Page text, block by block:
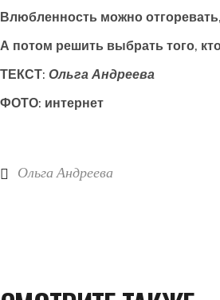
Влюбленность можно
А потом решить выбрать того,
ТЕКСТ: Ольга Андреева
ФОТО: интернет
Ольга Андреева